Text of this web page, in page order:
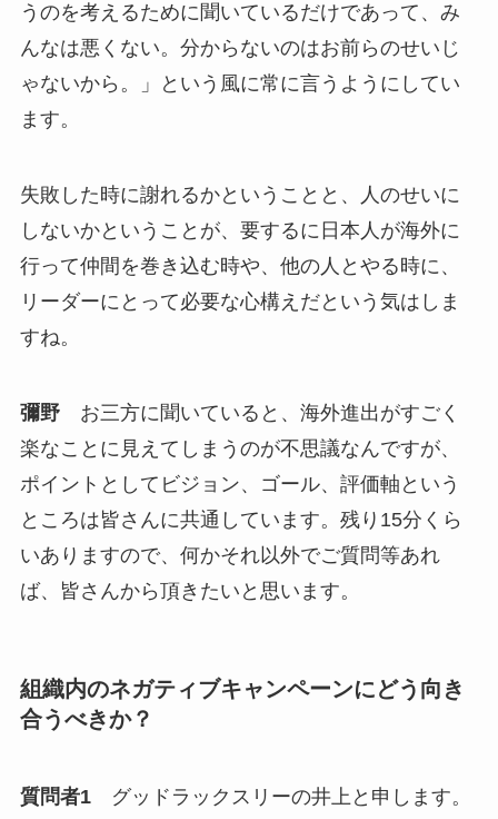
うのを考えるために聞いているだけであって、み
んなは悪くない。分からないのはお前らのせいじ
ゃないから。」という風に常に言うようにしてい
ます。
失敗した時に謝れるかということと、人のせいに
しないかということが、要するに日本人が海外に
行って仲間を巻き込む時や、他の人とやる時に、
リーダーにとって必要な心構えだという気はしま
すね。
彌野お三方に聞いていると、海外進出がすごく
楽なことに見えてしまうのが不思議なんですが、
ポイントとしてビジョン、ゴール、評価軸という
ところは皆さんに共通しています。残り15分くら
いありますので、何かそれ以外でご質問等あれ
ば、皆さんから頂きたいと思います。
組織内のネガティブキャンペーンにどう向き
合うべきか？
質問者1グッドラックスリーの井上と申します。